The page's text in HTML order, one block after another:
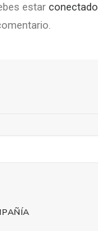
estar conectado